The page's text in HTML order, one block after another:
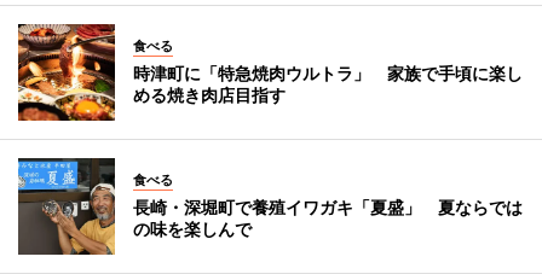
食べる
時津町に「特急焼肉ウルトラ」 家族で手頃に楽し
める焼き肉店目指す
食べる
長崎・深堀町で養殖イワガキ「夏盛」 夏ならでは
の味を楽しんで